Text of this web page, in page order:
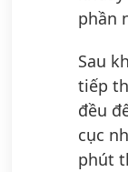
phần
Sau
tiếp
đều
cục
phút